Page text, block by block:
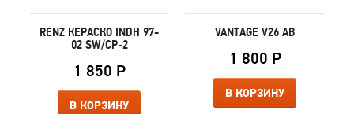
RENZ КЕРАСКО INDH 97-
02 SW/CP-2
1 850 Р
В КОРЗИНУ
VANTAGE V26 AB
1 800 Р
В КОРЗИНУ